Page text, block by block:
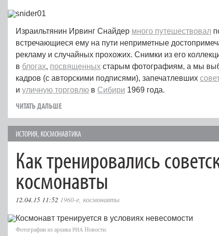
Израильтянин Ирвинг Снайдер много путешествовал
встречающиеся ему на пути неприметные
рекламу и случайных прохожих. Снимки из его
в блогах, посвященных старым фотографиям, а мы
кадров (с авторскими подписями), запечатлевших
и уличную торговлю в Сибири 1969 года.
ЧИТАТЬ ДАЛЬШЕ
ИСТОРИЯ, КОСМОНАВТИКА
Как тренировались
космонавты
12.04.15 11:52 1960-е, космонавты
Фотографии из архива РИА Новости.